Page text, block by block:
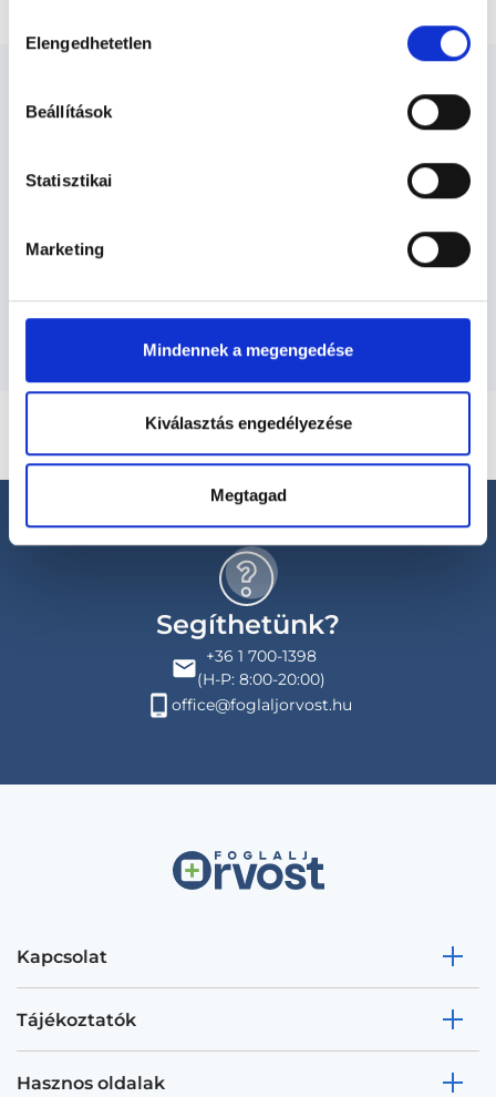
szabályzat:https://foglaljorvost.hu/info/foglaljorvost-
kiválasztása
Elengedhetetlen
Beállítások
Statisztikai
Marketing
Mindennek a megengedése
Kiválasztás engedélyezése
Megtagad
Ultrahangos szakember -
Segíthetünk?
+36 1 700-1398
(H-P: 8:00-20:00)
office@foglaljorvost.hu
Kapcsolat
Tájékoztatók
Hasznos oldalak